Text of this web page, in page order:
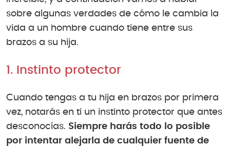
sobre algunas verdades de cómo le cambia la
vida a un hombre cuando tiene entre sus
brazos a su hija.
1. Instinto protector
Cuando tengas a tu hija en brazos por primera
vez, notarás en ti un instinto protector que antes
desconocías. Siempre harás todo lo posible
por intentar alejarla de cualquier fuente de